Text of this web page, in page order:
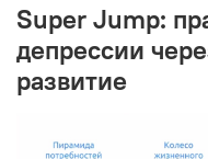
Super Jump:
депрессии
развитие